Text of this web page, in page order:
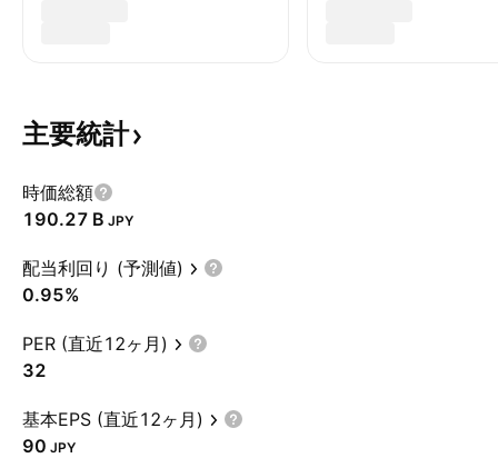
主要統計
時価総額
‪190.27 B‬ JPY
配当利回り (予測値)
0.95%
PER (直近12ヶ月)
32
基本EPS (直近12ヶ月)
90 JPY